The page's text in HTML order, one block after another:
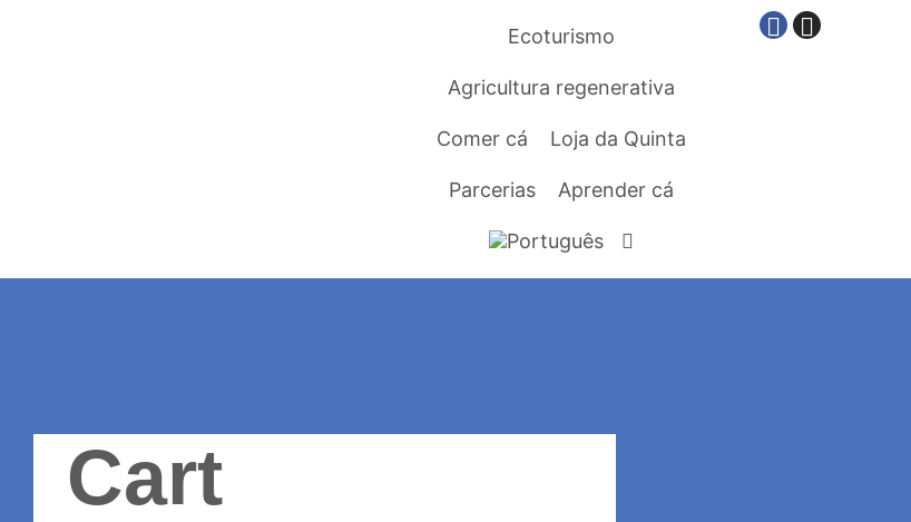
Ecoturismo
Agricultura regenerativa
Comer cá Loja da Quinta
Parcerias Aprender cá
Cart